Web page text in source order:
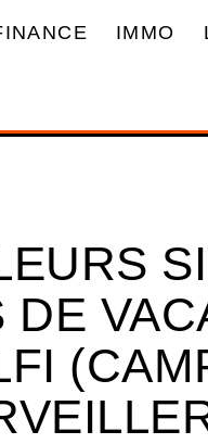
IMMO
DE